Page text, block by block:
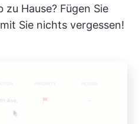
zu Hause? Fügen Sie
Sie nichts vergessen!